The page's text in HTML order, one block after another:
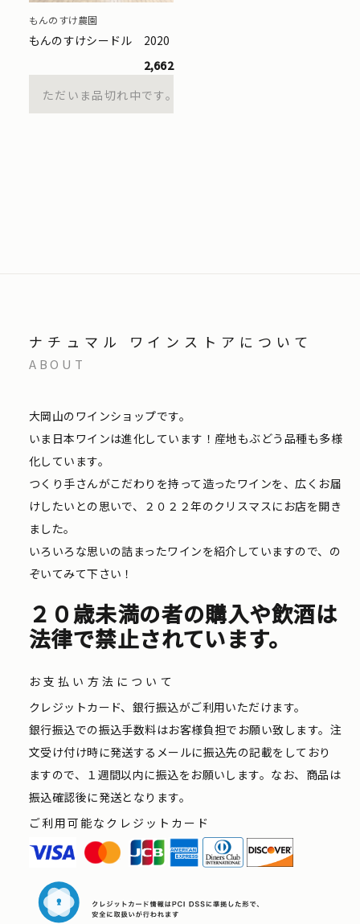
もんのすけ農園
もんのすけシードル 2020
2,662
ただいま品切れ中です。
ナチュマル ワインストアについて
ABOUT
大岡山のワインショップです。
いま日本ワインは進化しています！産地もぶどう品種も多様
化しています。
つくり手さんがこだわりを持って造ったワインを、広くお届
けしたいとの思いで、２０２２年のクリスマスにお店を開き
ました。
いろいろな思いの詰まったワインを紹介していますので、の
ぞいてみて下さい！
２０歳未満の者の購入や飲酒は
法律で禁止されています。
お支払い方法について
クレジットカード、銀行振込がご利用いただけます。
銀行振込での振込手数料はお客様負担でお願い致します。注
文受け付け時に発送するメールに振込先の記載をしており
ますので、１週間以内に振込をお願いします。なお、商品は
振込確認後に発送となります。
ご利用可能なクレジットカード